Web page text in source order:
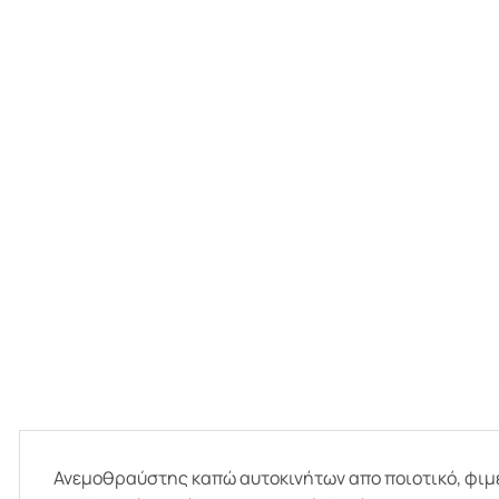
Ανεμοθραύστης καπώ αυτοκινήτων απο ποιοτικό,